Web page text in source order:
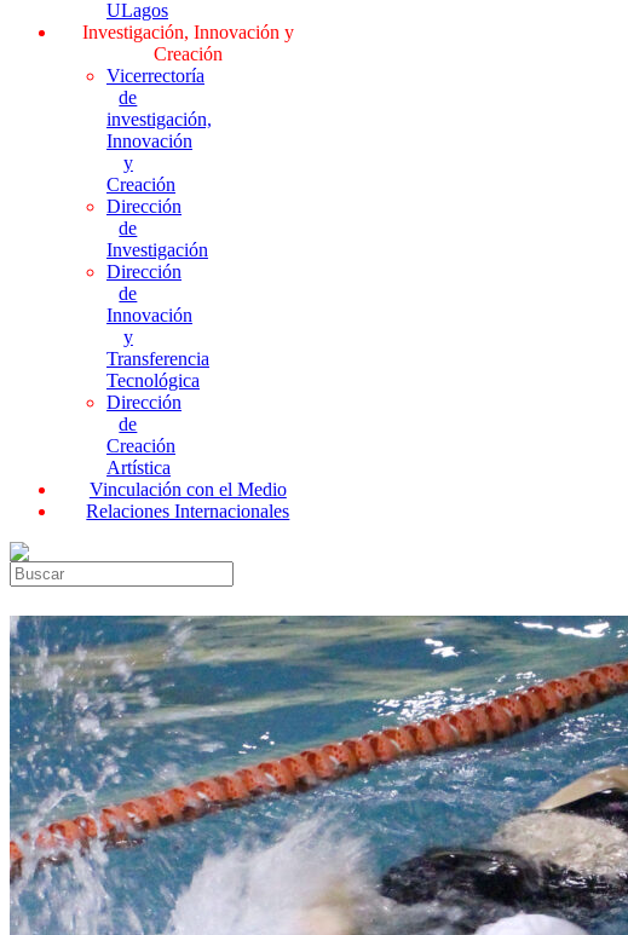
ULagos
Investigación, Innovación y
Creación
Vicerrectoría
de
investigación,
Innovación
y
Creación
Dirección
de
Investigación
Dirección
de
Innovación
y
Transferencia
Tecnológica
Dirección
de
Creación
Artística
Vinculación con el Medio
Relaciones Internacionales